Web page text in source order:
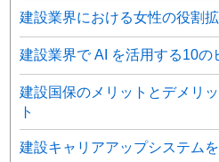
建設業界における女性の役割
建設業界で AI を活用する10の
建設国保のメリットとデメリ
ト
建設キャリアアップシステム